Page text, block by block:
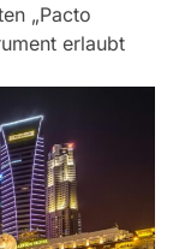
„Pacto
erlaubt